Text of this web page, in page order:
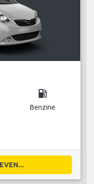
local_gas_station
Benzine